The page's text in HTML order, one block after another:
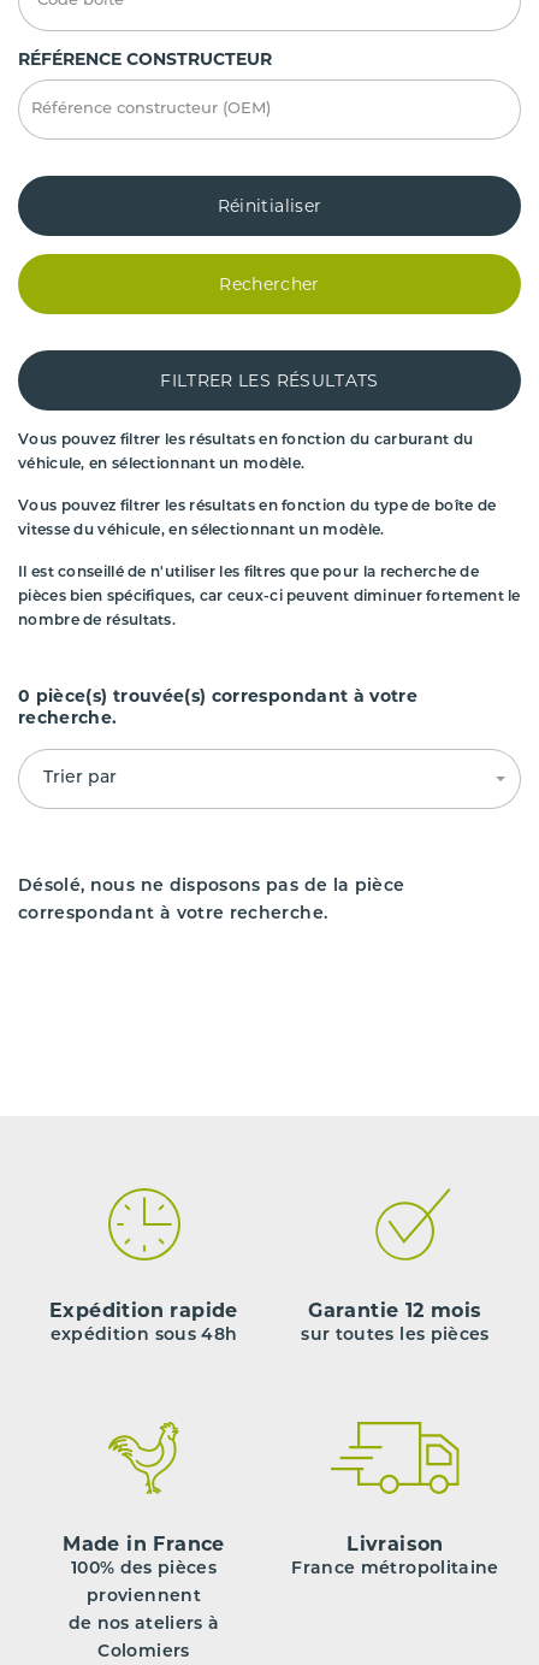
RÉFÉRENCE CONSTRUCTEUR
Réinitialiser
Rechercher
FILTRER LES RÉSULTATS
Vous pouvez filtrer les résultats en fonction du carburant du
véhicule, en sélectionnant un modèle.
Vous pouvez filtrer les résultats en fonction du type de boîte de
vitesse du véhicule, en sélectionnant un modèle.
Il est conseillé de n'utiliser les filtres que pour la recherche de
pièces bien spécifiques, car ceux-ci peuvent diminuer fortement le
nombre de résultats.
0 pièce(s) trouvée(s) correspondant à votre
recherche.
Trier par
Désolé, nous ne disposons pas de la pièce
correspondant à votre recherche.
Expédition rapide
expédition sous 48h
Garantie 12 mois
sur toutes les pièces
Made in France
100% des pièces
proviennent
de nos ateliers à
Colomiers
Livraison
France métropolitaine